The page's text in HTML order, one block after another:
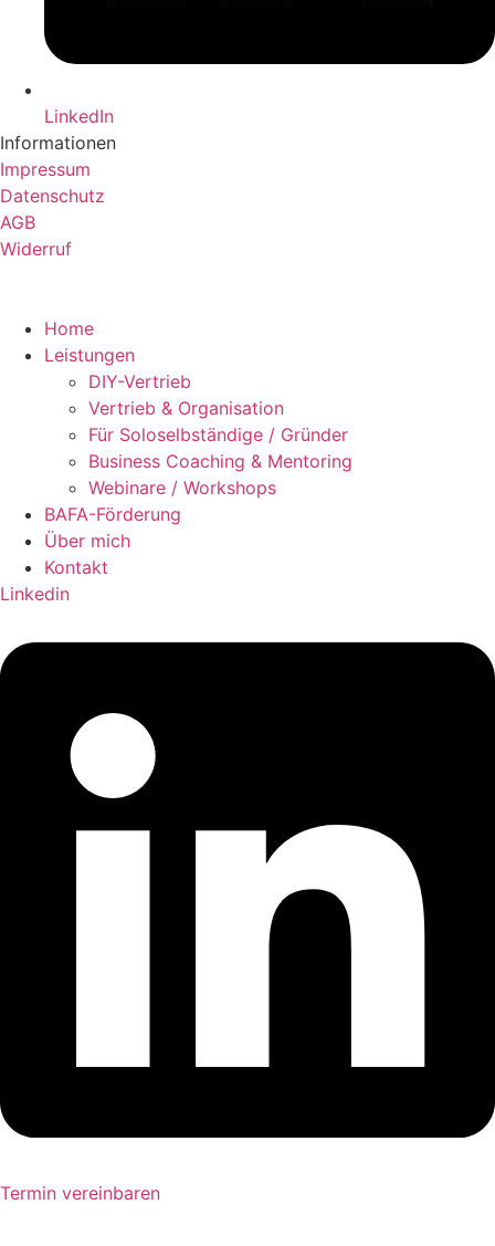
LinkedIn
Informationen
Impressum
Datenschutz
AGB
Widerruf
Home
Leistungen
DIY-Vertrieb
Vertrieb & Organisation
Für Soloselbständige / Gründer
Business Coaching & Mentoring
Webinare / Workshops
BAFA-Förderung
Über mich
Kontakt
Linkedin
Termin vereinbaren